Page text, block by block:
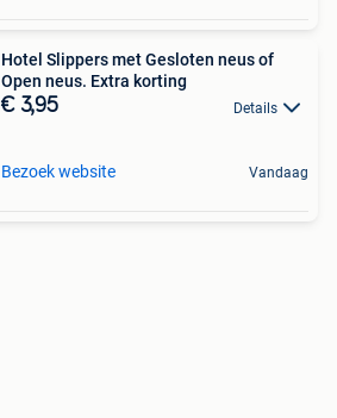
Hotel Slippers met Gesloten neus of
Open neus. Extra korting
€ 3,95 Details
Bezoek website Vandaag